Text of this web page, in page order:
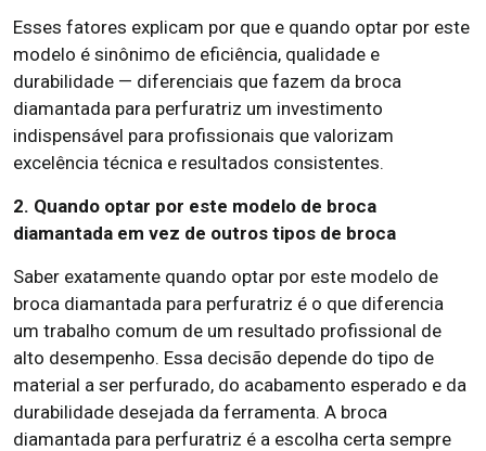
Esses fatores explicam por que e quando optar por este
modelo é sinônimo de eficiência, qualidade e
durabilidade — diferenciais que fazem da broca
diamantada para perfuratriz um investimento
indispensável para profissionais que valorizam
excelência técnica e resultados consistentes.
2. Quando optar por este modelo de broca
diamantada em vez de outros tipos de broca
Saber exatamente quando optar por este modelo de
broca diamantada para perfuratriz é o que diferencia
um trabalho comum de um resultado profissional de
alto desempenho. Essa decisão depende do tipo de
material a ser perfurado, do acabamento esperado e da
durabilidade desejada da ferramenta. A broca
diamantada para perfuratriz é a escolha certa sempre